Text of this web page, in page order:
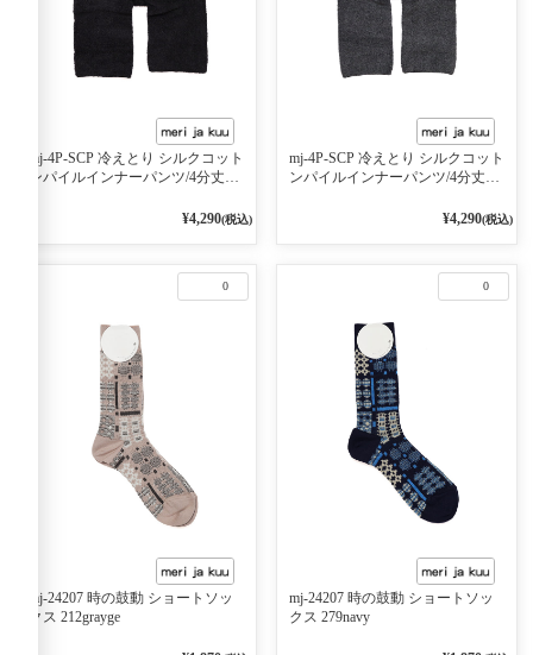
mj-4P-SCP 冷えとり シルクコット
ンパイルインナーパンツ/4分丈
¥4,290(税込)
mj-4P-SCP 冷えとり シルクコット
ンパイルインナーパンツ/4分丈
¥4,290(税込)
0
mj-24207 時の鼓動 ショートソッ
クス 212grayge
0
mj-24207 時の鼓動 ショートソッ
クス 279navy